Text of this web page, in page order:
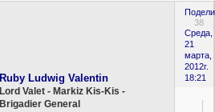
38
Среда,
21
марта,
2012г.
18:21
Ruby Ludwig Valentin
Lord Valet - Markiz Kis-Kis -
Brigadier General